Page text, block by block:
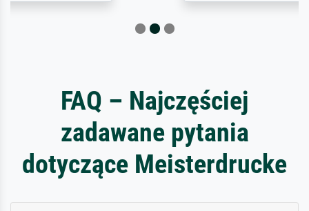
FAQ – Najczęściej
zadawane pytania
dotyczące Meisterdrucke